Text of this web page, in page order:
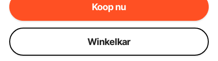
Koop nu
Winkelkar